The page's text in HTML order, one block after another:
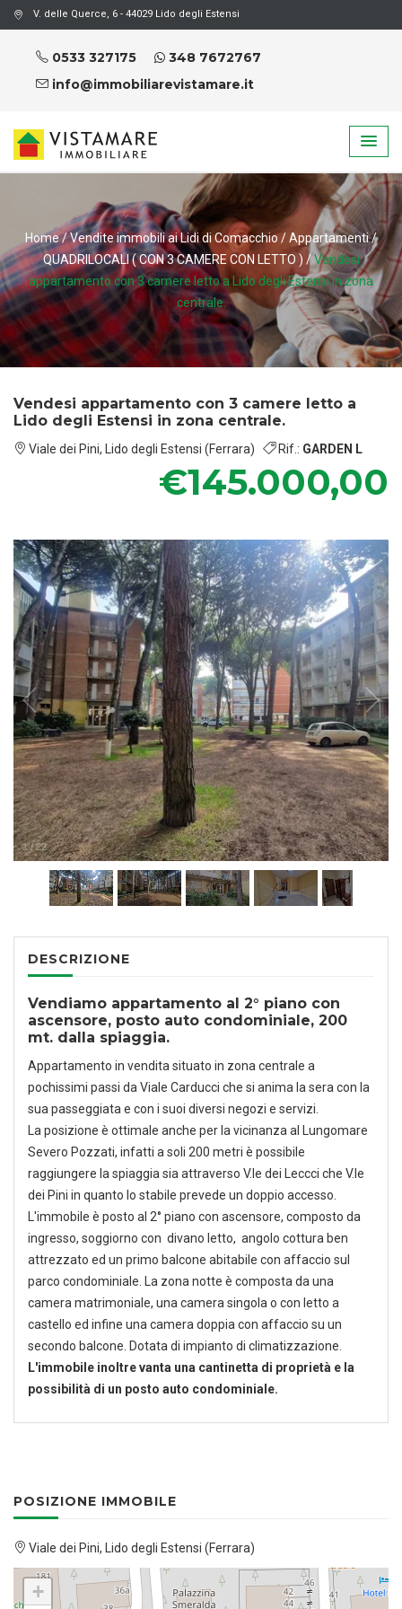
V. delle Querce, 6 - 44029 Lido degli Estensi
0533 327175
348 7672767
info@immobiliarevistamare.it
Home/Vendite immobili ai Lidi di Comacchio/Appartamenti/
QUADRILOCALI ( CON 3 CAMERE CON LETTO ) / Vendesi
appartamento con 3 camere letto a Lido degli Estensi in zona
centrale.
Vendesi appartamento con 3 camere letto a
Lido degli Estensi in zona centrale.
Viale dei Pini, Lido degli Estensi (Ferrara) Rif.: GARDEN L
€145.000,00
1/22
DESCRIZIONE
Vendiamo appartamento al 2° piano con
ascensore, posto auto condominiale, 200
mt. dalla spiaggia.
Appartamento in vendita situato in zona centrale a
pochissimi passi da Viale Carducci che si anima la sera con la
sua passeggiata e con i suoi diversi negozi e servizi.
La posizione è ottimale anche per la vicinanza al Lungomare
Severo Pozzati, infatti a soli 200 metri è possibile
raggiungere la spiaggia sia attraverso V.le dei Leccci che V.le
dei Pini in quanto lo stabile prevede un doppio accesso.
L'immobile è posto al 2° piano con ascensore, composto da
ingresso, soggiorno con divano letto, angolo cottura ben
attrezzato ed un primo balcone abitabile con affaccio sul
parco condominiale. La zona notte è composta da una
camera matrimoniale, una camera singola o con letto a
castello ed infine una camera doppia con affaccio su un
secondo balcone. Dotata di impianto di climatizzazione.
L'immobile inoltre vanta una cantinetta di proprietà e la
possibilità di un posto auto condominiale.
POSIZIONE IMMOBILE
Viale dei Pini, Lido degli Estensi (Ferrara)
+